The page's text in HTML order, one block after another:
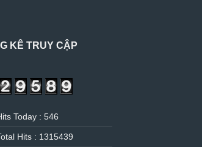
KÊ TRUY CẬP
Today : 546
Hits : 1315439